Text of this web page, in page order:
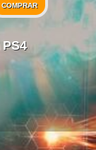
COMPRAR
PS4